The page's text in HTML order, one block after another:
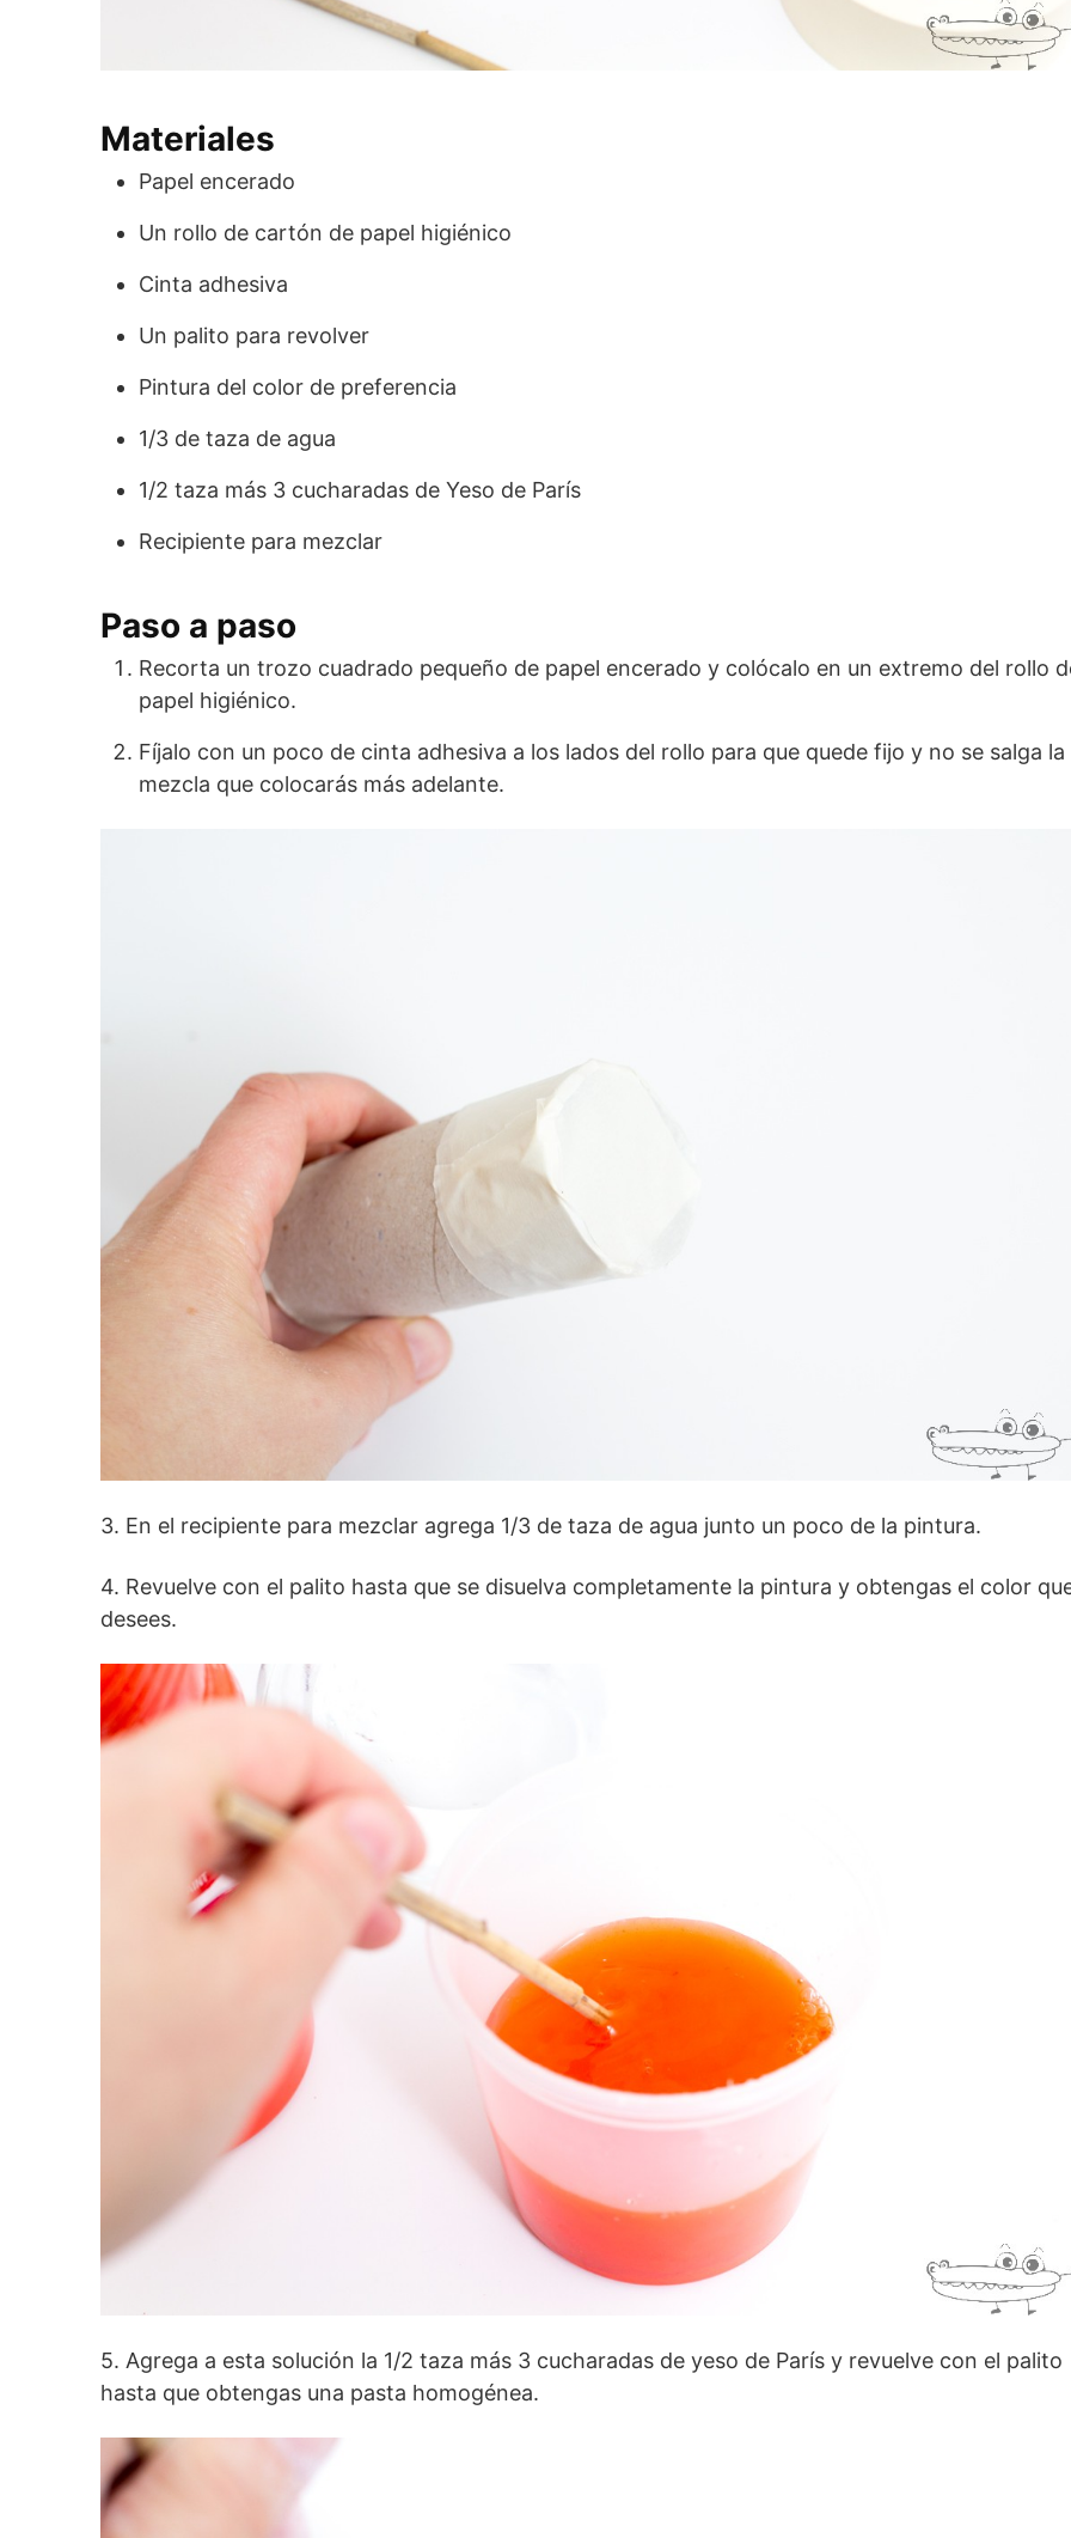
Materiales
Papel encerado
Un rollo de cartón de papel higiénico
Cinta adhesiva
Un palito para revolver
Pintura del color de preferencia
1/3 de taza de agua
1/2 taza más 3 cucharadas de Yeso de París
Recipiente para mezclar
Paso a paso
Recorta un trozo cuadrado pequeño de papel encerado y colócalo en un extremo del rollo
papel higiénico.
Fíjalo con un poco de cinta adhesiva a los lados del rollo para que quede fijo y no se salga la
mezcla que colocarás más adelante.
3. En el recipiente para mezclar agrega 1/3 de taza de agua junto un poco de la pintura.
4. Revuelve con el palito hasta que se disuelva completamente la pintura y obtengas el color
desees.
5. Agrega a esta solución la 1/2 taza más 3 cucharadas de yeso de París y revuelve con el palito
hasta que obtengas una pasta homogénea.